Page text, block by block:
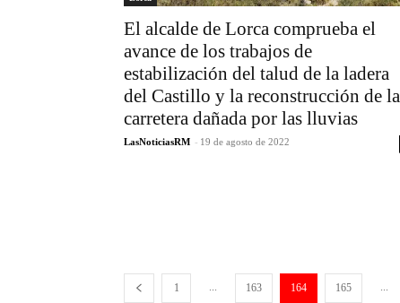
El alcalde de Lorca comprueba el
avance de los trabajos de
estabilización del talud de la ladera
del Castillo y la reconstrucción de la
carretera dañada por las lluvias
LasNoticiasRM - 19 de agosto de 2022
1 163 164 165